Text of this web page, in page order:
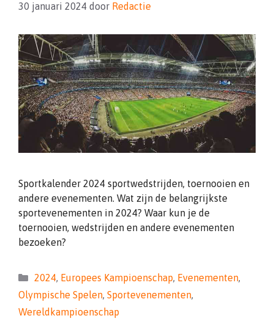
30 januari 2024 door Redactie
Sportkalender 2024 sportwedstrijden, toernooien en
andere evenementen. Wat zijn de belangrijkste
sportevenementen in 2024? Waar kun je de
toernooien, wedstrijden en andere evenementen
bezoeken?
Categorieën
2024, Europees Kampioenschap, Evenementen,
Olympische Spelen, Sportevenementen,
Wereldkampioenschap